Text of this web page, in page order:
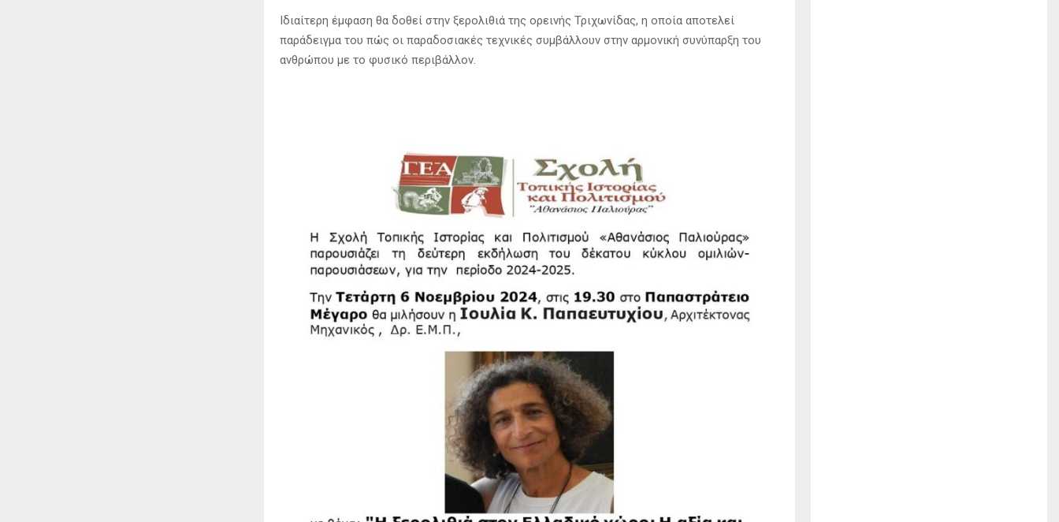
Ιδιαίτερη έμφαση θα δοθεί στην ξερολιθιά της ορεινής Τριχωνίδας, η οποία αποτελεί
παράδειγμα του πώς οι παραδοσιακές τεχνικές συμβάλλουν στην αρμονική συνύπαρξη του
ανθρώπου με το φυσικό περιβάλλον.